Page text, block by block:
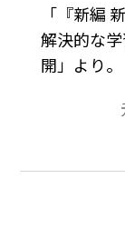
「『新編
解決的な
開」より
題】、展